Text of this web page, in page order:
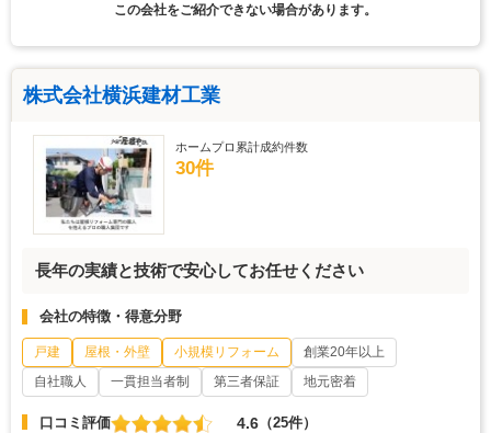
この会社をご紹介できない場合があります。
株式会社横浜建材工業
ホームプロ累計成約件数
30件
長年の実績と技術で安心してお任せください
会社の特徴・得意分野
戸建 屋根・外壁 小規模リフォーム
創業20年以上
自社職人
一貫担当者制 第三者保証 地元密着
口コミ評価 4.6 （25件）